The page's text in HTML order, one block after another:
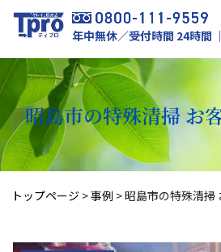
年中無休／受付時間 24時間
昭島市の特殊清掃 お
トップページ >事例 >昭島市の特殊清掃